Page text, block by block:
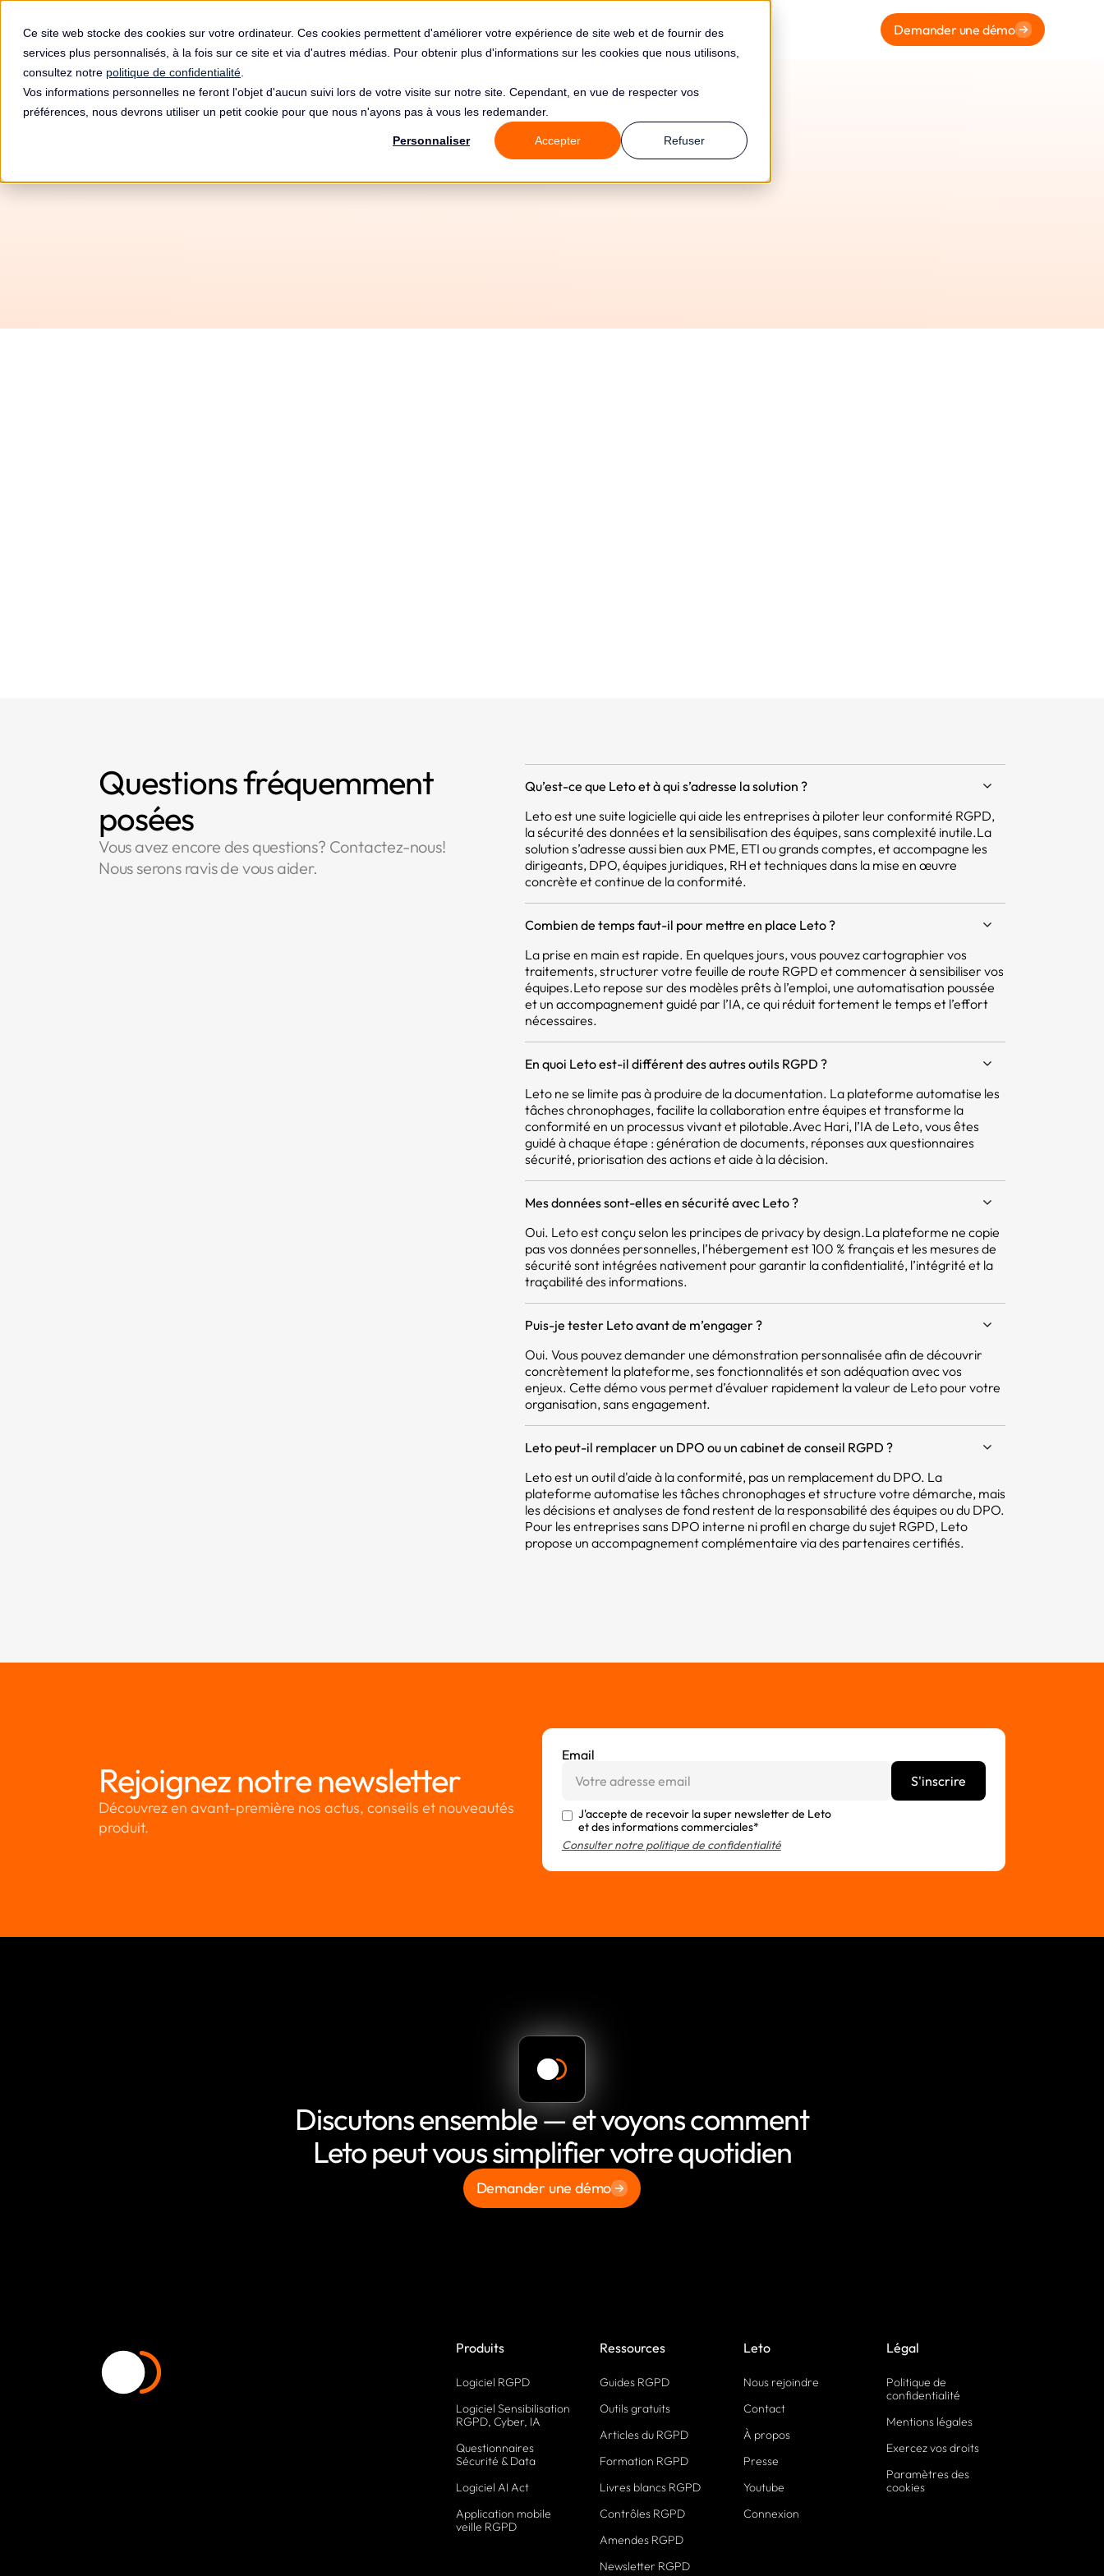
Ce site web stocke des cookies sur votre ordinateur. Ces cookies permettent d'améliorer votre expérience de site web et de fournir des
services plus personnalisés, à la fois sur ce site et via d'autres médias. Pour obtenir plus d'informations sur les cookies que nous utilisons,
consultez notre politique de confidentialité
Vos informations personnelles ne feront l'objet d'aucun suivi lors de votre visite sur notre site. Cependant, en vue de respecter vos
préférences, nous devrons utiliser un petit cookie pour que nous n'ayons pas à vous les redemander.
Personnaliser Accepter Refuser
Produits Solutions Tarifs Clients Ressources Demander une démo
Contrôle RGPD de SODEXO EN
FRANCE par la CNIL en 2019
Questions fréquemment
posées
Vous avez encore des questions? Contactez-nous!
Nous serons ravis de vous aider.
Qu’est-ce que Leto et à qui s’adresse la solution ?
Leto est une suite logicielle qui aide les entreprises à piloter leur conformité RGPD,
la sécurité des données et la sensibilisation des équipes, sans complexité inutile.La
solution s’adresse aussi bien aux PME, ETI ou grands comptes, et accompagne les
dirigeants, DPO, équipes juridiques, RH et techniques dans la mise en œuvre
concrète et continue de la conformité.
Combien de temps faut-il pour mettre en place Leto ?
La prise en main est rapide. En quelques jours, vous pouvez cartographier vos
traitements, structurer votre feuille de route RGPD et commencer à sensibiliser vos
équipes.Leto repose sur des modèles prêts à l’emploi, une automatisation poussée
et un accompagnement guidé par l’IA, ce qui réduit fortement le temps et l’effort
nécessaires.
En quoi Leto est-il différent des autres outils RGPD ?
Leto ne se limite pas à produire de la documentation. La plateforme automatise les
tâches chronophages, facilite la collaboration entre équipes et transforme la
conformité en un processus vivant et pilotable.Avec Hari, l’IA de Leto, vous êtes
guidé à chaque étape : génération de documents, réponses aux questionnaires
sécurité, priorisation des actions et aide à la décision.
Mes données sont-elles en sécurité avec Leto ?
Oui. Leto est conçu selon les principes de privacy by design.La plateforme ne copie
pas vos données personnelles, l’hébergement est 100 % français et les mesures de
sécurité sont intégrées nativement pour garantir la confidentialité, l’intégrité et la
traçabilité des informations.
Puis-je tester Leto avant de m’engager ?
Oui. Vous pouvez demander une démonstration personnalisée afin de découvrir
concrètement la plateforme, ses fonctionnalités et son adéquation avec vos
enjeux. Cette démo vous permet d’évaluer rapidement la valeur de Leto pour votre
organisation, sans engagement.
Leto peut-il remplacer un DPO ou un cabinet de conseil RGPD ?
Leto est un outil d'aide à la conformité, pas un remplacement du DPO. La
plateforme automatise les tâches chronophages et structure votre démarche, mais
les décisions et analyses de fond restent de la responsabilité des équipes ou du DPO.
Pour les entreprises sans DPO interne ni profil en charge du sujet RGPD, Leto
propose un accompagnement complémentaire via des partenaires certifiés.
Rejoignez notre newsletter
Découvrez en avant-première nos actus, conseils et nouveautés
produit.
Email
J'accepte de recevoir la super newsletter de Leto
et des informations commerciales*
Consulter notre politique de confidentialité
Discutons ensemble — et voyons comment
Leto peut vous simplifier votre quotidien
Demander une démo
Produits
Logiciel RGPD
Logiciel Sensibilisation
RGPD, Cyber, IA
Questionnaires
Sécurité & Data
Logiciel AI Act
Application mobile
veille RGPD
Ressources
Guides RGPD
Outils gratuits
Articles du RGPD
Formation RGPD
Livres blancs RGPD
Contrôles RGPD
Amendes RGPD
Newsletter RGPD
Leto
Nous rejoindre
Contact
À propos
Presse
Youtube
Connexion
Légal
Politique de
confidentialité
Mentions légales
Exercez vos droits
Paramètres des
cookies